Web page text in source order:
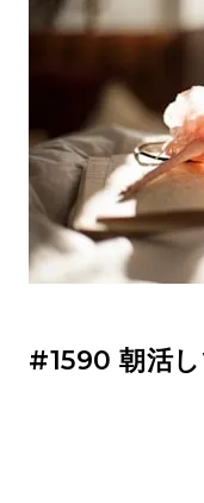
#1590 朝活